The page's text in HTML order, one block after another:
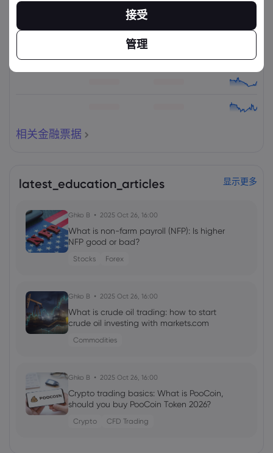
相关金融票据
latest_education_articles 显示更多
Ghko B 2025 Oct 26, 16:00
What is non-farm payroll (NFP): Is higher
NFP good or bad?
Stocks Forex
Ghko B 2025 Oct 26, 16:00
What is crude oil trading: how to start
crude oil investing with markets.com
Commodities
Ghko B 2025 Oct 26, 16:00
Crypto trading basics: What is PooCoin,
should you buy PooCoin Token 2026?
Crypto CFD Trading
接受
管理